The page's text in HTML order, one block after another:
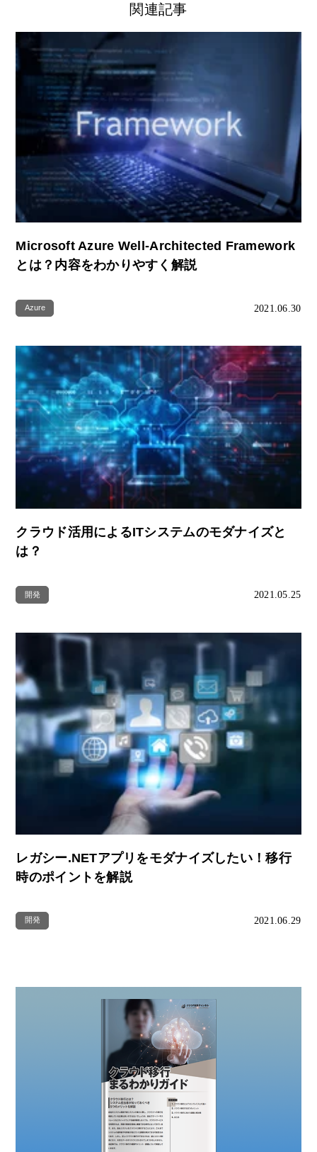
関連記事
Microsoft Azure Well-Architected Framework
とは？内容をわかりやすく解説
Azure 2021.06.30
クラウド活用によるITシステムのモダナイズと
は？
開発 2021.05.25
レガシー.NETアプリをモダナイズしたい！移行
時のポイントを解説
開発 2021.06.29